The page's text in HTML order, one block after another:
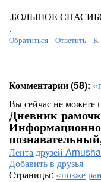
.БОЛЬШОЕ
.
Обратиться - Ответить - К
Комментарии (58):
Вы сейчас не можете
Дневник
Лента друзей Arnusha
Добавить в друзья
Страницы: «позже